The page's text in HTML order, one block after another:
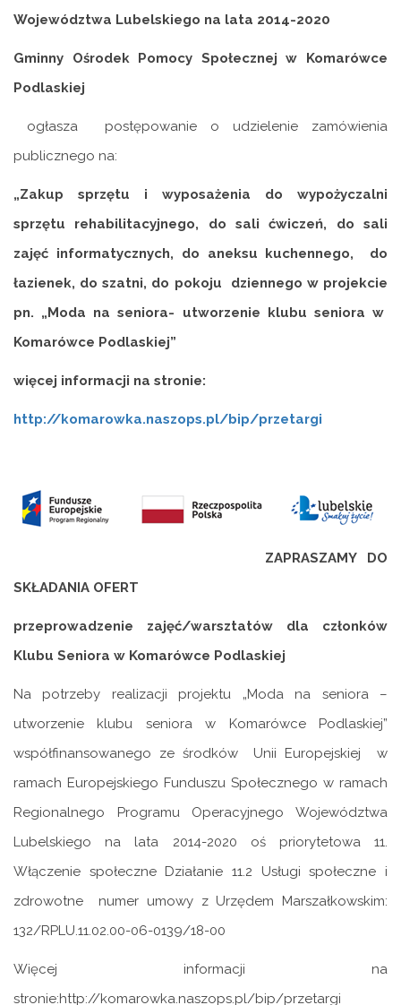
Województwa Lubelskiego na lata 2014-2020
Gminny Ośrodek Pomocy Społecznej w Komarówce
Podlaskiej
ogłasza postępowanie o udzielenie zamówienia
publicznego na:
„Zakup sprzętu i wyposażenia do wypożyczalni
sprzętu rehabilitacyjnego, do sali ćwiczeń, do sali
zajęć informatycznych, do aneksu kuchennego, do
łazienek, do szatni, do pokoju dziennego w projekcie
pn. „Moda na seniora- utworzenie klubu seniora w
Komarówce Podlaskiej”
więcej informacji na stronie:
http://komarowka.naszops.pl/bip/przetargi
ZAPRASZAMY DO
SKŁADANIA OFERT
przeprowadzenie zajęć/warsztatów dla członków
Klubu Seniora w Komarówce Podlaskiej
Na potrzeby realizacji projektu „Moda na seniora –
utworzenie klubu seniora w Komarówce Podlaskiej”
współfinansowanego ze środków Unii Europejskiej w
ramach Europejskiego Funduszu Społecznego w ramach
Regionalnego Programu Operacyjnego Województwa
Lubelskiego na lata 2014-2020 oś priorytetowa 11.
Włączenie społeczne Działanie 11.2 Usługi społeczne i
zdrowotne numer umowy z Urzędem Marszałkowskim:
132/RPLU.11.02.00-06-0139/18-00
Więcej informacji na
stronie:http://komarowka.naszops.pl/bip/przetargi